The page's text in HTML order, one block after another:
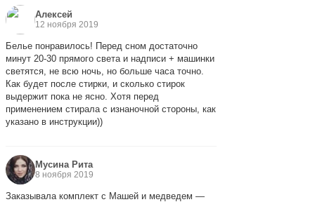
Алексей
12 ноября 2019
Белье понравилось! Перед сном достаточно
минут 20-30 прямого света и надписи + машинки
светятся, не всю ночь, но больше часа точно.
Как будет после стирки, и сколько стирок
выдержит пока не ясно. Хотя перед
применением стирала с изнаночной стороны, как
указано в инструкции))
Мусина Рита
8 ноября 2019
Заказывала комплект с Машей и медведем —